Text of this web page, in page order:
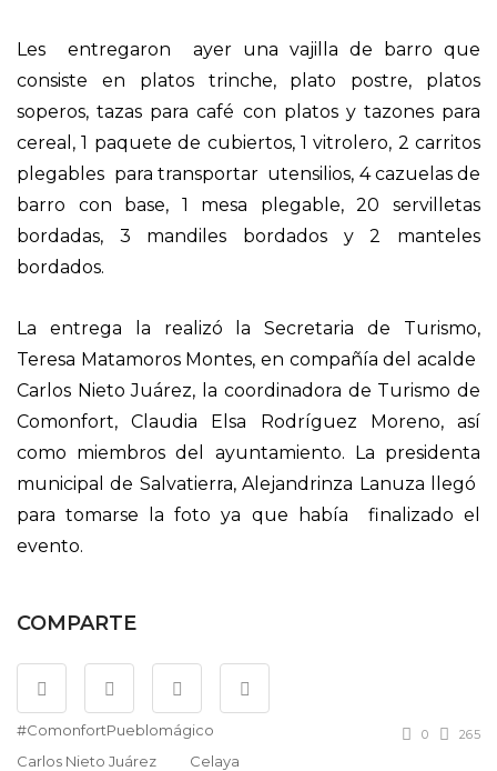
Les entregaron ayer una vajilla de barro que
consiste en platos trinche, plato postre, platos
soperos, tazas para café con platos y tazones para
cereal, 1 paquete de cubiertos, 1 vitrolero, 2 carritos
plegables para transportar utensilios, 4 cazuelas de
barro con base, 1 mesa plegable, 20 servilletas
bordadas, 3 mandiles bordados y 2 manteles
bordados.
La entrega la realizó la Secretaria de Turismo,
Teresa Matamoros Montes, en compañía del acalde
Carlos Nieto Juárez, la coordinadora de Turismo de
Comonfort, Claudia Elsa Rodríguez Moreno, así
como miembros del ayuntamiento. La presidenta
municipal de Salvatierra, Alejandrinza Lanuza llegó
para tomarse la foto ya que había finalizado el
evento.
COMPARTE
#ComonfortPueblomágico
Carlos Nieto Juárez
Celaya
0 265